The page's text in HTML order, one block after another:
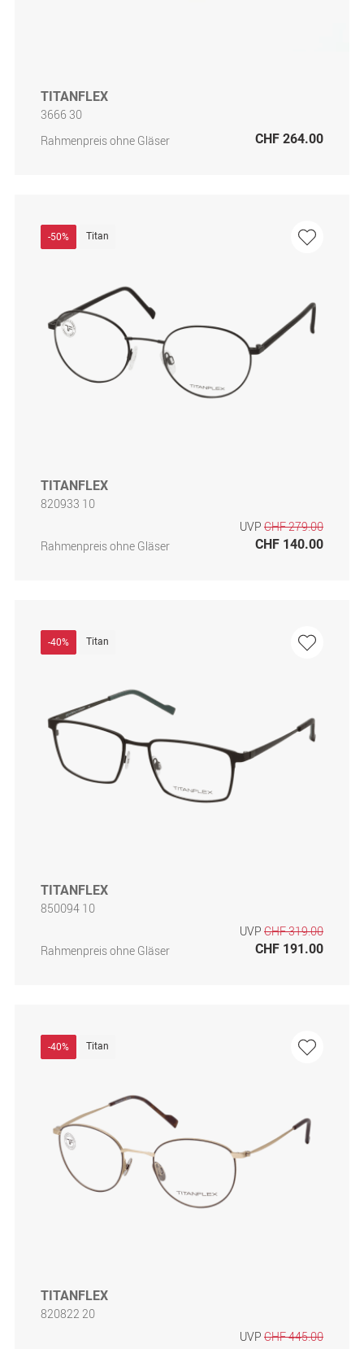
TITANFLEX
3666 30
Rahmenpreis ohne Gläser
CHF 264.00
-50% Titan
TITANFLEX
820933 10
Rahmenpreis ohne Gläser
UVP CHF 279.00
CHF 140.00
-40% Titan
TITANFLEX
850094 10
Rahmenpreis ohne Gläser
UVP CHF 319.00
CHF 191.00
-40% Titan
TITANFLEX
820822 20
UVP CHF 445.00